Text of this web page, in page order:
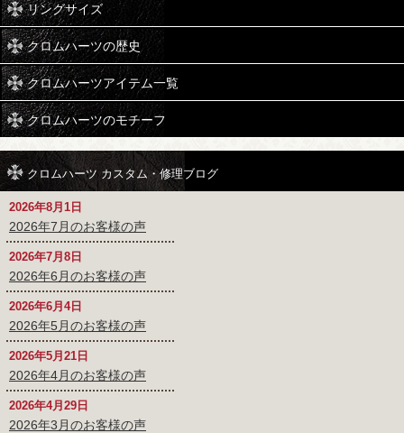
リングサイズ
クロムハーツの歴史
クロムハーツアイテム一覧
クロムハーツのモチーフ
クロムハーツ カスタム・修理ブログ
2026年8月1日
2026年7月のお客様の声
2026年7月8日
2026年6月のお客様の声
2026年6月4日
2026年5月のお客様の声
2026年5月21日
2026年4月のお客様の声
2026年4月29日
2026年3月のお客様の声